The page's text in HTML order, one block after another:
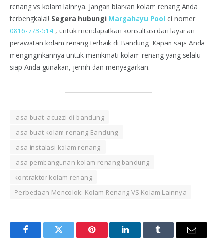
renang vs kolam lainnya. Jangan biarkan kolam renang Anda
terbengkalai! Segera hubungi Margahayu Pool di nomer
0816-773-514 , untuk mendapatkan konsultasi dan layanan
perawatan kolam renang terbaik di Bandung. Kapan saja Anda
menginginkannya untuk menikmati kolam renang yang selalu
siap Anda gunakan, jernih dan menyegarkan.
jasa buat jacuzzi di bandung
Jasa buat kolam renang Bandung
jasa instalasi kolam renang
jasa pembangunan kolam renang bandung
kontraktor kolam renang
Perbedaan Mencolok: Kolam Renang VS Kolam Lainnya
FacebookTwitter Pinterest LinkedInTumblr Email